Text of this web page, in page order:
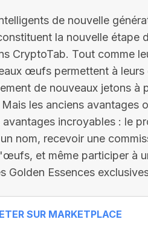
de nouvelle
la nouvelle étape
CryptoTab. Tout comme
œufs permettent à leurs
de nouveaux jetons à
Mais les anciens avantages
incroyables : le
nom, recevoir une
et même participer à
Golden Essences
SUR MARKETPLACE